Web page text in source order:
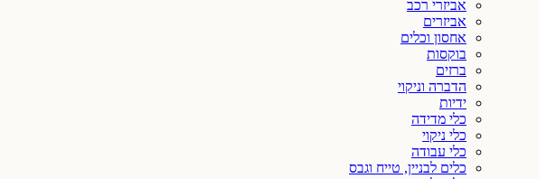
אביזרי רכב
אביזרים
אחסון וכלים
בוקסות
ברזים
הדברה וניקוי
ידיות
כלי מדידה
כלי ניקוי
כלי עבודה
כלים לבניין, טייח וגבס